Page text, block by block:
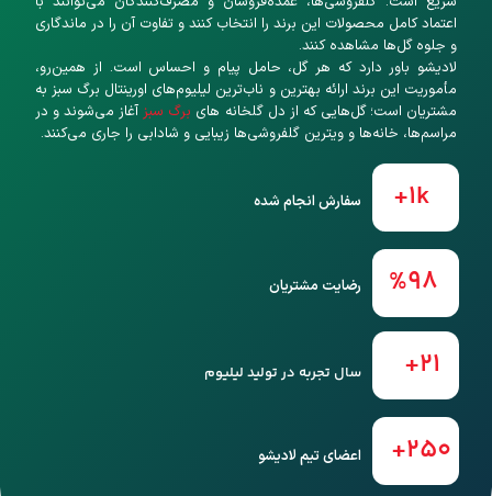
اعتماد کامل محصولات این برند را انتخاب کنند و تفاوت آن را در ماندگاری
و جلوه گل‌ها مشاهده کنند.
لادیشو باور دارد که هر گل، حامل پیام و احساس است. از همین‌رو،
مأموریت این برند ارائه بهترین و ناب‌ترین لیلیوم‌های اورینتال برگ سبز به
مشتریان است؛ گل‌هایی که از دل گلخانه های برگ سبزآغاز می‌شوند و در
مراسم‌ها، خانه‌ها و ویترین گلفروشی‌ها زیبایی و شادابی را جاری می‌کنند.
k
1
+ سفارش انجام شده
98
% رضایت مشتریان
21
+ سال تجربه در تولید لیلیوم
250
+ اعضای تیم لادیشو